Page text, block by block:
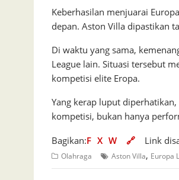
Keberhasilan menjuarai
depan. Aston Villa dipastikan
Di waktu yang sama,
League lain. Situasi tersebut
kompetisi elite Eropa.
Yang kerap luput
kompetisi, bukan hanya
Bagikan:F X W 🔗 Link
Olahraga Aston Villa, Europa